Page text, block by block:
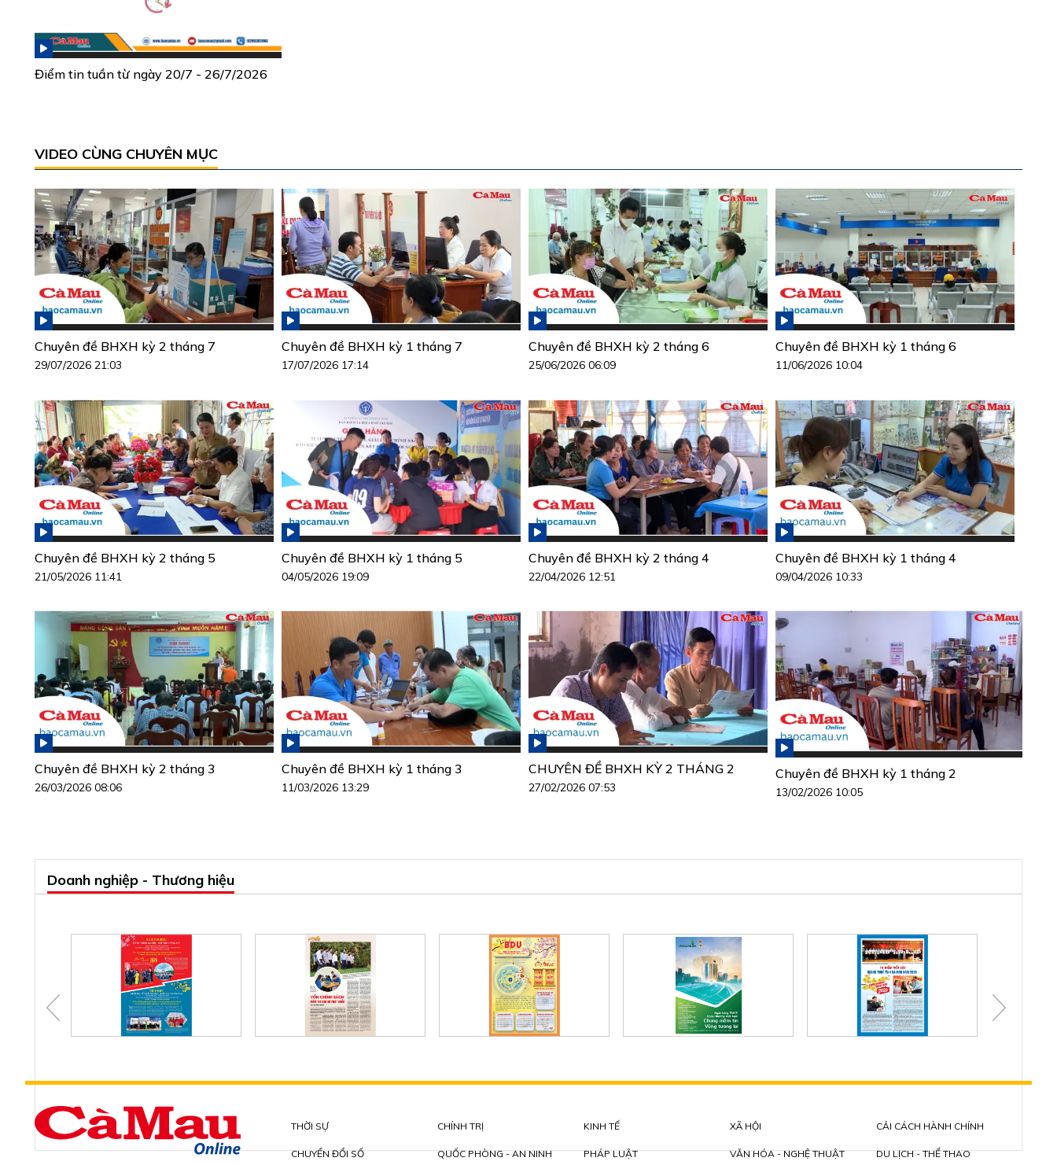
Điểm tin tuần từ ngày 20/7 - 26/7/2026
VIDEO CÙNG CHUYÊN MỤC
Chuyên đề BHXH kỳ 2 tháng 7
29/07/2026 21:03
Chuyên đề BHXH kỳ 1 tháng 7
17/07/2026 17:14
Chuyên đề BHXH kỳ 2 tháng 6
25/06/2026 06:09
Chuyên đề BHXH kỳ 1 tháng 6
11/06/2026 10:04
Chuyên đề BHXH kỳ 2 tháng 5
21/05/2026 11:41
Chuyên đề BHXH kỳ 1 tháng 5
04/05/2026 19:09
Chuyên đề BHXH kỳ 2 tháng 4
22/04/2026 12:51
Chuyên đề BHXH kỳ 1 tháng 4
09/04/2026 10:33
Chuyên đề BHXH kỳ 2 tháng 3
26/03/2026 08:06
Chuyên đề BHXH kỳ 1 tháng 3
11/03/2026 13:29
CHUYÊN ĐỀ BHXH KỲ 2 THÁNG 2
27/02/2026 07:53
Chuyên đề BHXH kỳ 1 tháng 2
13/02/2026 10:05
Doanh nghiệp - Thương hiệu
THỜI SỰ CHÍNH TRỊ KINH TẾ XÃ HỘI CẢI CÁCH HÀNH CHÍNH
CHUYỂN ĐỔI SỐ QUỐC PHÒNG - AN NINH PHÁP LUẬT VĂN HÓA - NGHỆ THUẬT DU LỊCH - THỂ THAO